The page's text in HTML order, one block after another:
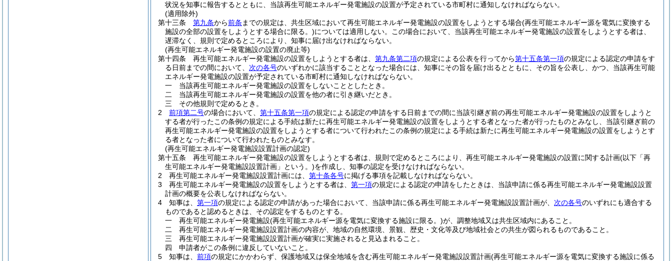
状況を知事に報告するとともに、当該再生可能エネルギー発電施設の設置が予定されている市町村に通知しなければならない。
(適用除外)
第十三条
第九条から前条 までの規定は、共生区域において再生可能エネルギー発電施設の設置をしようとする場合(再生可能エネルギー源を電気に変換する
施設の全部の設置をしようとする場合に限る。)については適用しない。
この場合において、当該再生可能エネルギー発電施設の設置をしようとする者は、
遅滞なく、規則で定めるところにより、知事に届け出なければならない。
(再生可能エネルギー発電施設の設置の廃止等)
第十四条
再生可能エネルギー発電施設の設置をしようとする者は、 第九条第二項の規定による公表を行ってから第十五条第一項の規定による認定の申請をす
る日前までの間において、 次の各号のいずれかに該当することとなった場合には、知事にその旨を届け出るとともに、その旨を公表し、かつ、当該再生可能
エネルギー発電施設の設置が予定されている市町村に通知しなければならない。
一
当該再生可能エネルギー発電施設の設置をしないこととしたとき。
二
当該再生可能エネルギー発電施設の設置を他の者に引き継いだとき。
三
その他規則で定めるとき。
2
前項第二号の場合において、 第十五条第一項の規定による認定の申請をする日前までの間に当該引継ぎ前の再生可能エネルギー発電施設の設置をしようと
する者が行ったこの条例の規定による手続は新たに再生可能エネルギー発電施設の設置をしようとする者となった者が行ったものとみなし、当該引継ぎ前の
再生可能エネルギー発電施設の設置をしようとする者について行われたこの条例の規定による手続は新たに再生可能エネルギー発電施設の設置をしようとす
る者となった者について行われたものとみなす。
(再生可能エネルギー発電施設設置計画の認定)
第十五条
再生可能エネルギー発電施設の設置をしようとする者は、規則で定めるところにより、再生可能エネルギー発電施設の設置に関する計画(以下「再
生可能エネルギー発電施設設置計画」という。)を作成し、知事の認定を受けなければならない。
2
再生可能エネルギー発電施設設置計画には、 第十条各号に掲げる事項を記載しなければならない。
3
再生可能エネルギー発電施設の設置をしようとする者は、 第一項の規定による認定の申請をしたときは、当該申請に係る再生可能エネルギー発電施設設置
計画の概要を公表しなければならない。
4
知事は、 第一項の規定による認定の申請があった場合において、当該申請に係る再生可能エネルギー発電施設設置計画が、 次の各号のいずれにも適合する
ものであると認めるときは、その認定をするものとする。
一
再生可能エネルギー発電施設(再生可能エネルギー源を電気に変換する施設に限る。)が、調整地域又は共生区域内にあること。
二
再生可能エネルギー発電施設設置計画の内容が、地域の自然環境、景観、歴史・文化等及び地域社会との共生が図られるものであること。
三
再生可能エネルギー発電施設設置計画が確実に実施されると見込まれること。
四
申請者がこの条例に違反していないこと。
5
知事は、 前項の規定にかかわらず、保護地域又は保全地域を含む再生可能エネルギー発電施設設置計画(再生可能エネルギー源を電気に変換する施設に係る